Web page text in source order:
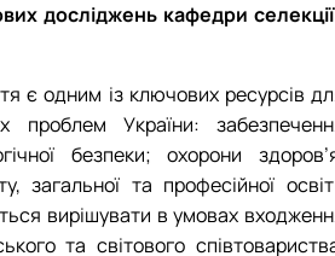
досліджень кафедри селекції
є одним із ключових ресурсів
проблем України:
безпеки; охорони
загальної та професійної
вирішувати в умовах
та світового